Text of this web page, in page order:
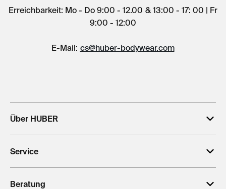
Erreichbarkeit: Mo - Do 9:00 - 12.00 & 13:00 - 17: 00 | Fr
9:00 - 12:00
E-Mail: cs@huber-bodywear.com
Über HUBER
Service
Beratung